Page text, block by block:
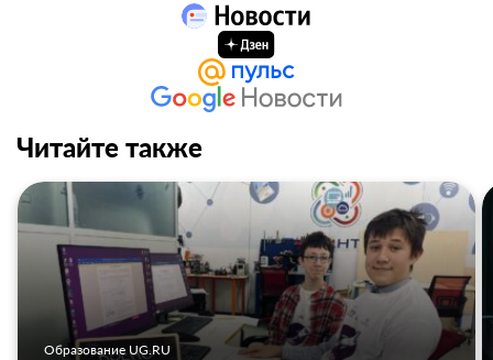
Читайте также
Образование UG.RU